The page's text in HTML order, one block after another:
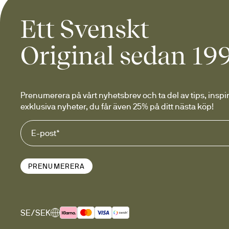
pampiga
I sortimentet finns allt från
Glasvaser i klara eller
Små vaser och
Höga vaser för pampiga
stilrena glasvaser med
enhetlig och modern look.
Ett Svenskt
Original sedan
Prenumerera på vårt nyhetsbrev och ta del av tips,
exklusiva nyheter, du får även 25% på ditt nästa köp!
PRENUMERERA
SE/SEK